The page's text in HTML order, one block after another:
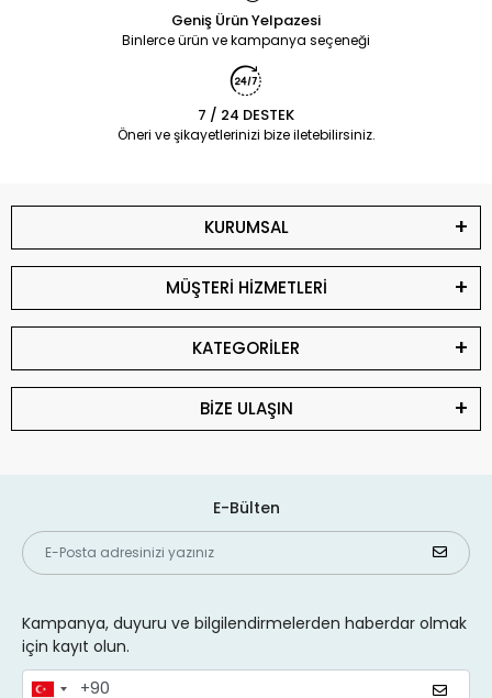
Geniş Ürün Yelpazesi
Binlerce ürün ve kampanya seçeneği
7 / 24 DESTEK
Öneri ve şikayetlerinizi bize iletebilirsiniz.
KURUMSAL
MÜŞTERİ HİZMETLERİ
KATEGORİLER
BİZE ULAŞIN
E-Bülten
Kampanya, duyuru ve bilgilendirmelerden haberdar olmak
için kayıt olun.